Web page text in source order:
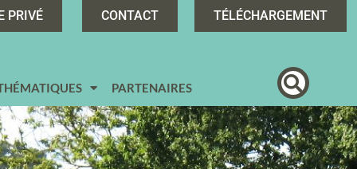
PRIVÉ CONTACT TÉLÉCHARGEMENT
PARTENAIRES